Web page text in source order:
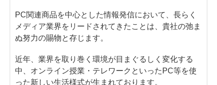
PC関連商品を中心とした情報発信において、長らく
メディア業界をリードされてきたことは、貴社の弛ま
ぬ努力の賜物と存じます。
近年、業界を取り巻く環境が目まぐるしく変化する
中、オンライン授業・テレワークといったPC等を使
った新しい生活様式が生まれております。